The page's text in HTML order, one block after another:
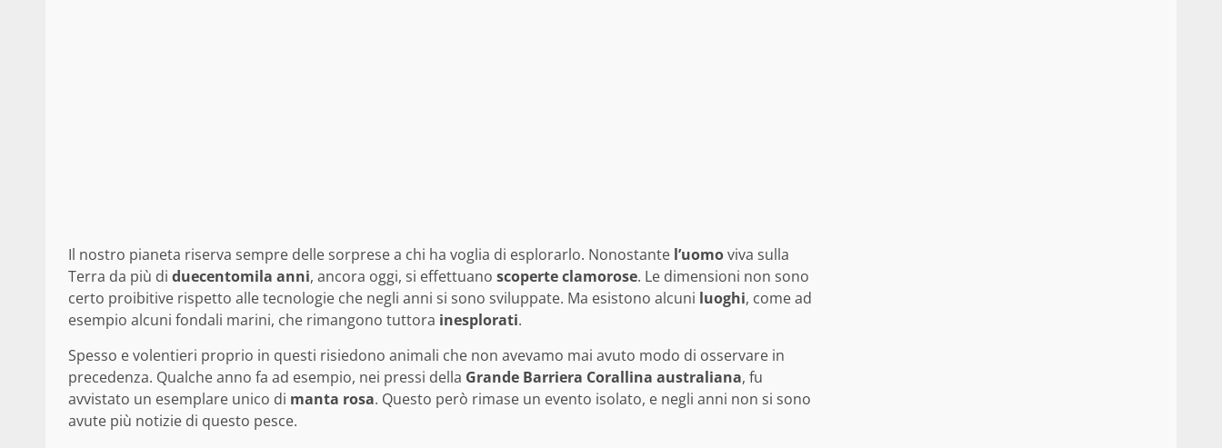
Il nostro pianeta riserva sempre delle sorprese a chi ha voglia di esplorarlo. Nonostante l’uomoviva sulla
Terra da più di duecentomila anni, ancora oggi, si effettuano scoperteclamorose. Le dimensioni non sono
certo proibitive rispetto alle tecnologie che negli anni si sono sviluppate. Ma esistono alcuni luoghi, come ad
esempio alcuni fondali marini, che rimangono tuttora inesplorati.
Spesso e volentieri proprio in questi risiedono animali che non avevamo mai avuto modo di osservare in
precedenza. Qualche anno fa ad esempio, nei pressi della Grande Barriera Corallina australiana, fu
avvistato un esemplare unico di manta rosa. Questo però rimase un evento isolato, e negli anni non si sono
avute più notizie di questo pesce.